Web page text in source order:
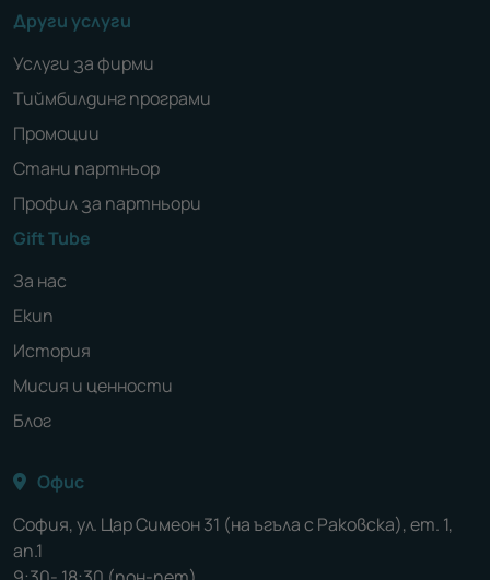
Други услуги
Услуги за фирми
Тиймбилдинг програми
Промоции
Стани партньор
Профил за партньори
Gift Tube
За нас
Екип
История
Мисия и ценности
Блог
Офис
София, ул. Цар Симеон 31 (на ъгъла с Раковска), ет. 1,
ап.1